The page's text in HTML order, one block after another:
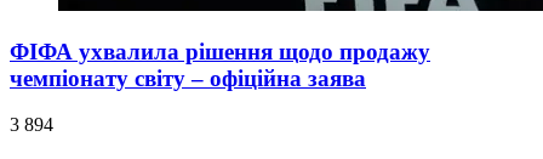
ФІФА ухвалила рішення щодо продажу
чемпіонату світу – офіційна заява
3 894